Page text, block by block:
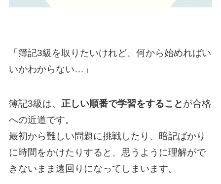
「簿記3級を取りたいけれど、何から始めればい
いかわからない…」
簿記3級は、 正しい順番で学習をすることが合格
への近道です。
最初から難しい問題に挑戦したり、暗記ばかり
に時間をかけたりすると、思うように理解がで
きないまま遠回りになってしまいます。